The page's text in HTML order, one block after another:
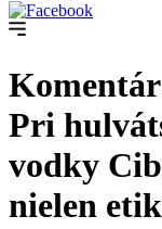
Pri
vodky
nielen